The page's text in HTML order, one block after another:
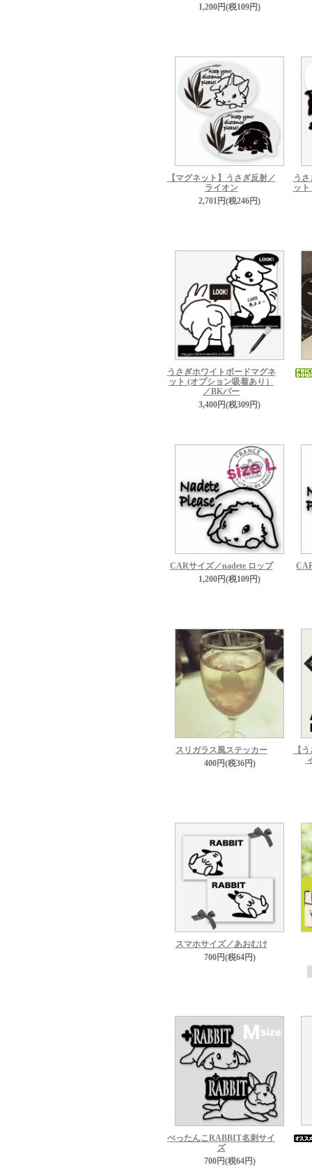
1,200円(税109円)
【マグネット】うさぎ反射／
ライオン
2,701円(税246円)
う
ッ
うさぎホワイトボードマグネ
ット (オプション吸着あり）
／BKバー
3,400円(税309円)
CARサイズ／nadete ロップ
1,200円(税109円)
スリガラス風ステッカー
400円(税36円)
【
スマホサイズ／あおむけ
700円(税64円)
ぺったんこRABBIT名刺サイ
ズ
700円(税64円)